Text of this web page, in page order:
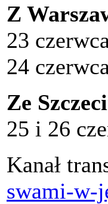
Z
23
24
Ze
25 i 26
Kanał
swami-w-